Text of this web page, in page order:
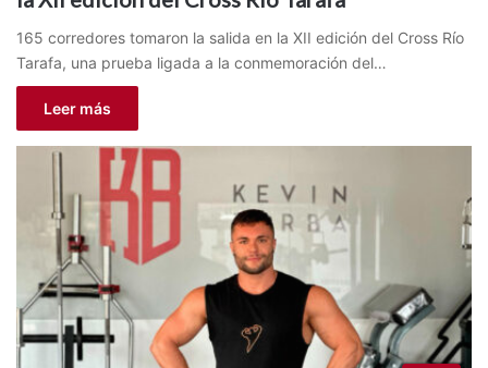
165 corredores tomaron la salida en la XII edición del Cross Río
Tarafa, una prueba ligada a la conmemoración del…
Leer más